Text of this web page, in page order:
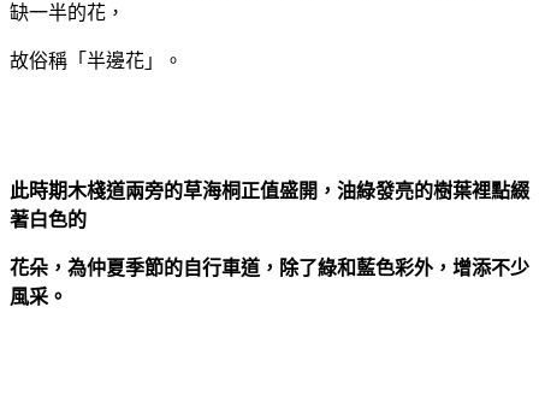
缺一半的花，
故俗稱「半邊花」。
此時期木棧道兩旁的草海桐正值盛開，油綠發亮的樹葉裡點綴
著白色的
花朵，為仲夏季節的自行車道，除了綠和藍色彩外，增添不少
風采。